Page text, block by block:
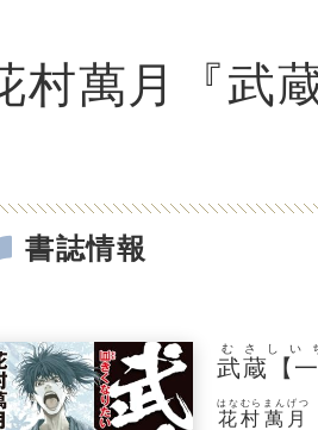
村萬月『武
書誌情報
武蔵【
むさしい
花村萬月
はなむらまんげつ